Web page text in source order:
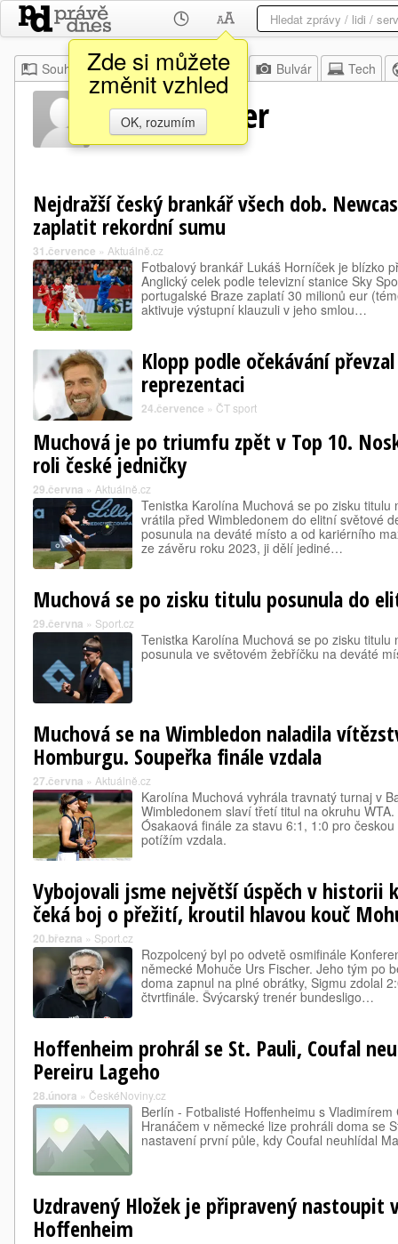
Zde si můžete
změnit vzhled
OK, rozumím
Souhrn Moje Z domova Bulvár Tech
Heiko Becker
Nejdražší český brankář všech dob.
zaplatit rekordní sumu
31.července » Aktuálně.cz
Fotbalový brankář Lukáš Horníček je blízko
Anglický celek podle televizní stanice Sky
portugalské Braze zaplatí 30 milionů eur
aktivuje výstupní klauzuli v jeho smlou…
Klopp podle očekávání
reprezentaci
24.července » ČT sport
Muchová je po triumfu zpět v Top 10.
roli české jedničky
29.června » Aktuálně.cz
Tenistka Karolína Muchová se po zisku titulu
vrátila před Wimbledonem do elitní světové
posunula na deváté místo a od kariérního
ze závěru roku 2023, ji dělí jediné…
Muchová se po zisku titulu posunula do
29.června » Sport.cz
Tenistka Karolína Muchová se po zisku titulu
posunula ve světovém žebříčku na deváté
Muchová se na Wimbledon naladila
Homburgu. Soupeřka finále vzdala
27.června » Aktuálně.cz
Karolína Muchová vyhrála travnatý turnaj v
Wimbledonem slaví třetí titul na okruhu
Ósakaová finále za stavu 6:1, 1:0 pro
potížím vzdala.
Vybojovali jsme největší úspěch v historii
čeká boj o přežití, kroutil hlavou kouč
20.března » Sport.cz
Rozpolcený byl po odvetě osmifinále
německé Mohuče Urs Fischer. Jeho tým po
doma zapnul na plné obrátky, Sigmu zdolal
čtvrtfinále. Švýcarský trenér bundesligo…
Hoffenheim prohrál se St. Pauli, Coufal
Pereiru Lageho
28.února » ČeskéNoviny.cz
Berlín - Fotbalisté Hoffenheimu s
Hranáčem v německé lize prohráli doma se
nastavení první půle, kdy Coufal neuhlídal
Uzdravený Hložek je připravený nastoupit
Hoffenheim